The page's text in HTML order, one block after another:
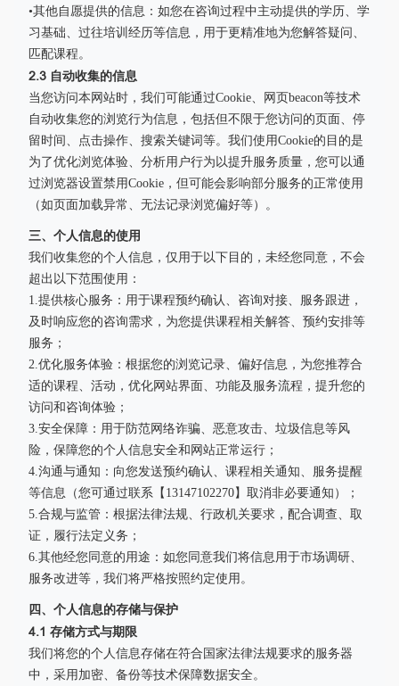
•其他自愿提供的信息：如您在咨询过程中主动提供的学历、学
习基础、过往培训经历等信息，用于更精准地为您解答疑问、
匹配课程。
2.3 自动收集的信息
当您访问本网站时，我们可能通过Cookie、网页beacon等技术
自动收集您的浏览行为信息，包括但不限于您访问的页面、停
留时间、点击操作、搜索关键词等。我们使用Cookie的目的是
为了优化浏览体验、分析用户行为以提升服务质量，您可以通
过浏览器设置禁用Cookie，但可能会影响部分服务的正常使用
（如页面加载异常、无法记录浏览偏好等）。
三、个人信息的使用
我们收集您的个人信息，仅用于以下目的，未经您同意，不会
超出以下范围使用：
1.提供核心服务：用于课程预约确认、咨询对接、服务跟进，
及时响应您的咨询需求，为您提供课程相关解答、预约安排等
服务；
2.优化服务体验：根据您的浏览记录、偏好信息，为您推荐合
适的课程、活动，优化网站界面、功能及服务流程，提升您的
访问和咨询体验；
3.安全保障：用于防范网络诈骗、恶意攻击、垃圾信息等风
险，保障您的个人信息安全和网站正常运行；
4.沟通与通知：向您发送预约确认、课程相关通知、服务提醒
等信息（您可通过联系【13147102270】取消非必要通知）；
5.合规与监管：根据法律法规、行政机关要求，配合调查、取
证，履行法定义务；
6.其他经您同意的用途：如您同意我们将信息用于市场调研、
服务改进等，我们将严格按照约定使用。
四、个人信息的存储与保护
4.1 存储方式与期限
我们将您的个人信息存储在符合国家法律法规要求的服务器
中，采用加密、备份等技术保障数据安全。